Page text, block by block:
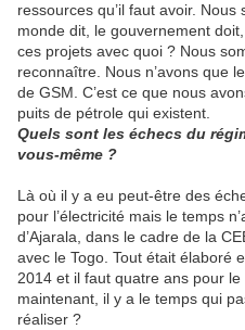
ressources qu’il faut avoir.
monde dit, le gouvernement
ces projets avec quoi ? Nous
reconnaître. Nous n’avons que
de GSM. C’est ce que nous
puits de pétrole qui existent.
Quels sont les échecs du
vous-même ?
Là où il y a eu peut-être des
pour l’électricité mais le temps
d’Ajarala, dans le cadre de la
avec le Togo. Tout était élaboré
2014 et il faut quatre ans pour
maintenant, il y a le temps qui
réaliser ?